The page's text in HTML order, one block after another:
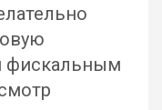
фискальным